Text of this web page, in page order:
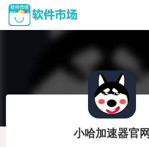
小哈加速器官网